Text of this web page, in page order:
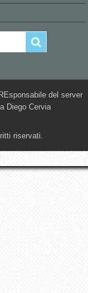
del server
Diego Cervia
riservati.